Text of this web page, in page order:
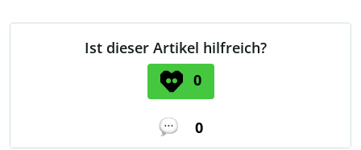
Ist dieser Artikel hilfreich?
0
0